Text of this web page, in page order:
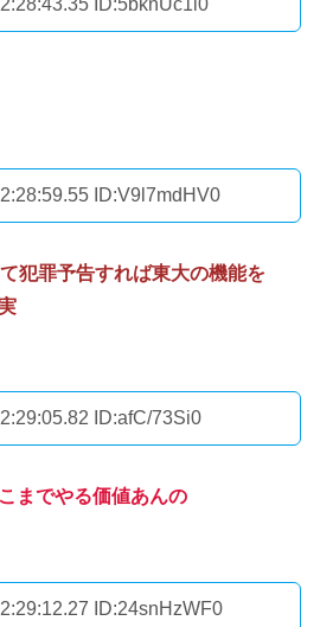
ID:5bknUc1l0
ID:V9l7mdHV0
犯罪予告すれば東大の機能を
ID:afC/73Si0
までやる価値あんの
ID:24snHzWF0